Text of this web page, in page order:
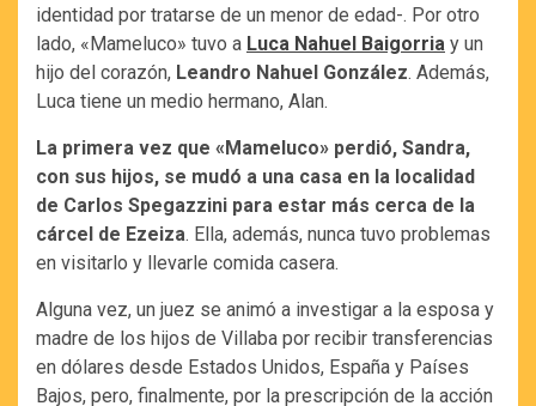
identidad por tratarse de un menor de edad-. Por otro
lado, «Mameluco» tuvo a Luca Nahuel Baigorria y un
hijo del corazón, Leandro Nahuel González. Además,
Luca tiene un medio hermano, Alan.
La primera vez que «Mameluco» perdió, Sandra,
con sus hijos, se mudó a una casa en la localidad
de Carlos Spegazzini para estar más cerca de la
cárcel de Ezeiza. Ella, además, nunca tuvo problemas
en visitarlo y llevarle comida casera.
Alguna vez, un juez se animó a investigar a la esposa y
madre de los hijos de Villaba por recibir transferencias
en dólares desde Estados Unidos, España y Países
Bajos, pero, finalmente, por la prescripción de la acción